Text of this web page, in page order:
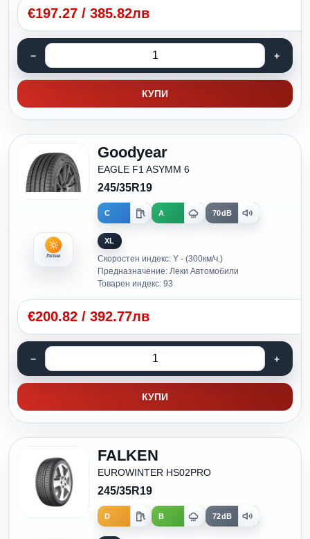
€197.27 / 385.82лв
КУПИ
Летни
Goodyear
EAGLE F1 ASYMM 6
245/35R19
C A 70dB
XL
Скоростен индекс: Y - (300км/ч.)
Предназначение: Леки Автомобили
Товарен индекс: 93
€200.82 / 392.77лв
КУПИ
FALKEN
EUROWINTER HS02PRO
245/35R19
D B 72dB